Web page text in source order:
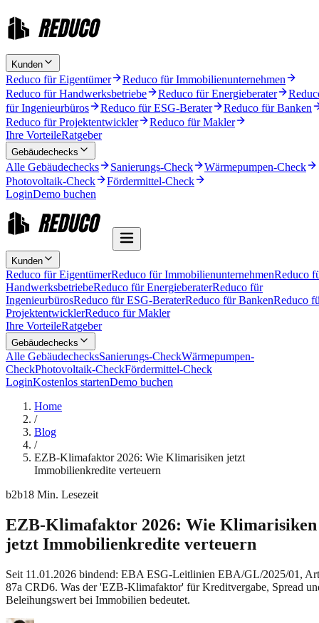
Kunden
Reduco für Eigentümer
Reduco für Immobilienunternehmen
Reduco für Handwerksbetriebe
Reduco für Energieberater
für Ingenieurbüros
Reduco für ESG-Berater
Reduco für Banken
Reduco für Projektentwickler
Reduco für Makler
Ihre VorteileRatgeber
Gebäudechecks
Alle Gebäudechecks Sanierungs-Check
Wärmepumpen-Check
Photovoltaik-Check
Fördermittel-Check
LoginDemo buchen
Kunden
Reduco für EigentümerReduco für ImmobilienunternehmenReduco
HandwerksbetriebeReduco für EnergieberaterReduco für
IngenieurbürosReduco für ESG-BeraterReduco für BankenReduco
ProjektentwicklerReduco für Makler
Ihre VorteileRatgeber
Gebäudechecks
Alle GebäudechecksSanierungs-CheckWärmepumpen-
CheckPhotovoltaik-CheckFördermittel-Check
LoginKostenlos startenDemo buchen
Home
/
Blog
/
EZB-Klimafaktor 2026: Wie Klimarisiken jetzt
Immobilienkredite verteuern
b2b18 Min. Lesezeit
EZB-Klimafaktor 2026: Wie Klimarisiken
jetzt Immobilienkredite verteuern
Seit 11.01.2026 bindend: EBA ESG-Leitlinien EBA/GL/2025/01,
87a CRD6. Was der 'EZB-Klimafaktor' für Kreditvergabe, Spread
Beleihungswert bei Immobilien bedeutet.